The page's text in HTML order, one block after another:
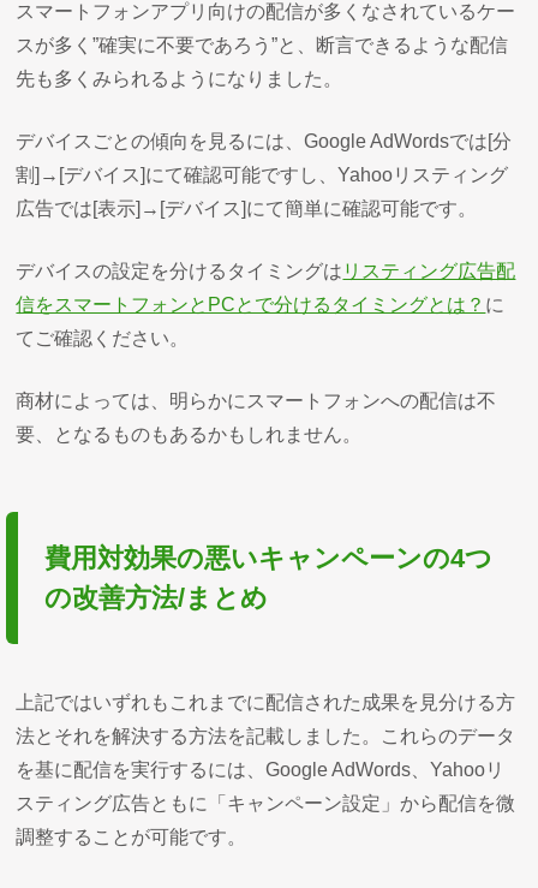
スマートフォンアプリ向けの配信が多くなされているケー
スが多く”確実に不要であろう”と、断言できるような配信
先も多くみられるようになりました。
デバイスごとの傾向を見るには、Google AdWordsでは[分
割]→[デバイス]にて確認可能ですし、Yahooリスティング
広告では[表示]→[デバイス]にて簡単に確認可能です。
デバイスの設定を分けるタイミングは リスティング広告配
信をスマートフォンとPCとで分けるタイミングとは？ に
てご確認ください。
商材によっては、明らかにスマートフォンへの配信は不
要、となるものもあるかもしれません。
費用対効果の悪いキャンペーンの4つ
の改善方法/まとめ
上記ではいずれもこれまでに配信された成果を見分ける方
法とそれを解決する方法を記載しました。これらのデータ
を基に配信を実行するには、Google AdWords、Yahooリ
スティング広告ともに「キャンペーン設定」から配信を微
調整することが可能です。